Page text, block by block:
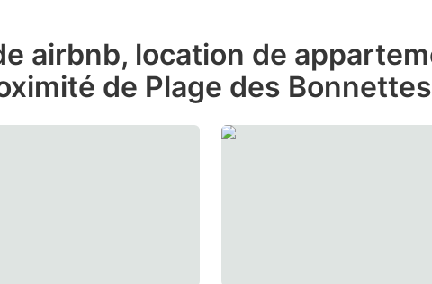
airbnb, location de
de Plage des Bonnettes